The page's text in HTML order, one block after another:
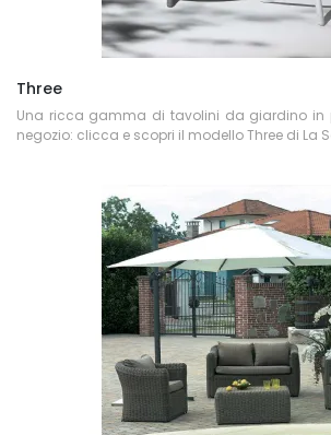
Three
Una ricca gamma di tavolini da giardino in
negozio: clicca e scopri il modello Three di La